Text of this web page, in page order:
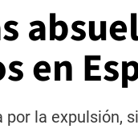
en
la expulsión,